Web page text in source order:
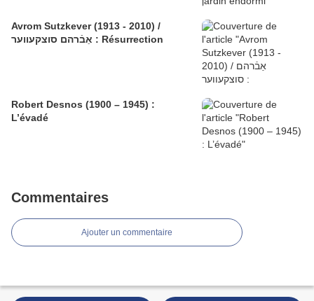
Avrom Sutzkever (1913 - 2010) /
אַבֿרהם סוצקעווער : Résurrection
Robert Desnos (1900 – 1945) :
L’évadé
Commentaires
Ajouter un commentaire